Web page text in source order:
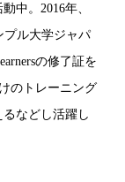
中。2016年、
プル大学ジャパ
の修了証を
のトレーニング
などし活躍し